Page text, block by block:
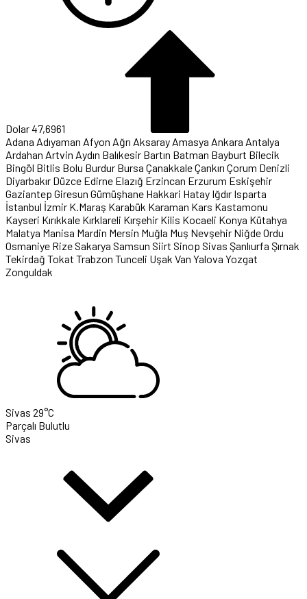
Dolar47,6961
AdanaAdıyamanAfyonAğrıAksaray Amasya AnkaraAntalya
Ardahan ArtvinAydınBalıkesir BartınBatman BayburtBilecik
Bingöl BitlisBolu Burdur Bursa ÇanakkaleÇankırı ÇorumDenizli
Diyarbakır DüzceEdirneElazığ ErzincanErzurumEskişehir
Gaziantep GiresunGümüşhane Hakkari Hatay IğdırIsparta
İstanbul İzmir K.MaraşKarabükKaramanKarsKastamonu
Kayseri KırıkkaleKırklareliKırşehirKilis KocaeliKonya Kütahya
MalatyaManisa MardinMersin MuğlaMuşNevşehirNiğde Ordu
OsmaniyeRize Sakarya Samsun Siirt SinopSivasŞanlıurfa
TekirdağTokat
Sivas29°C
Parçalı Bulutlu